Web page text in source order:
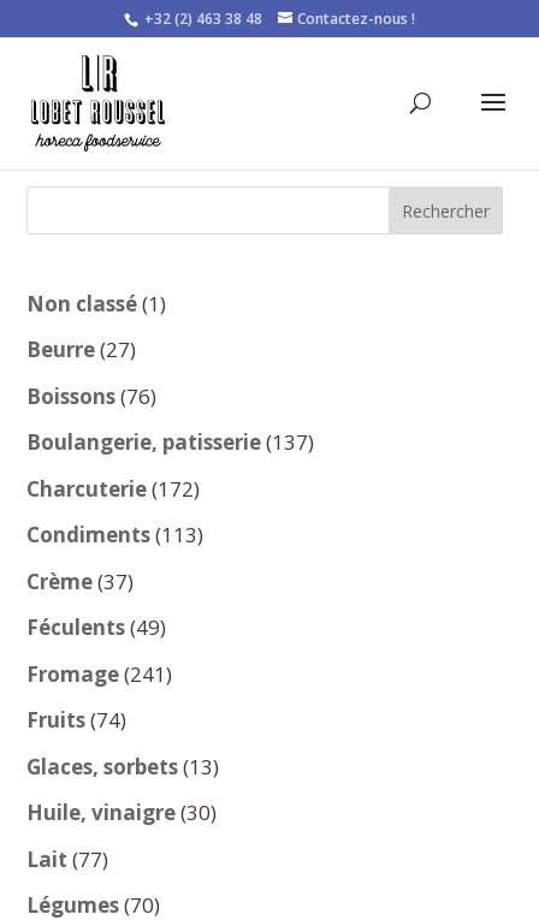
+32 (2) 463 38 48 Contactez-nous !
Rechercher
Non classé 11
Beurre 2727
produits
Boissons 7676
produits
Boulangerie, patisserie 137137
Charcuterie 172172
produits
Condiments 113113
Crème 3737
produits
Féculents 4949
produits
Fromage 241241
Fruits 7474
produits
Glaces, sorbets 1313
produits
Huile, vinaigre 3030
Lait 7777
produits
Légumes 7070